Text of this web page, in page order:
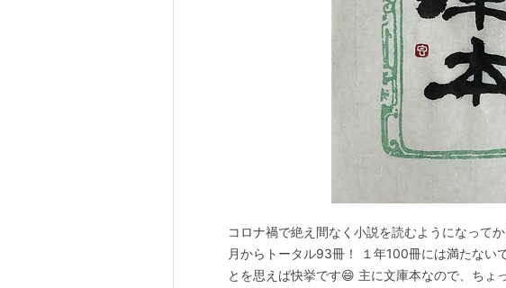
コロナ禍で絶え間なく小説を読むようになって
月からトータル93冊！ １年100冊には満たない
とを思えば快挙です😄 主に文庫本なので、ちょ